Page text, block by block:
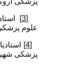
علوم
پزشکی